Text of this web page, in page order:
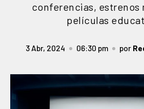
conferencias, estrenos
películas
3 Abr, 2024 06:30 pm por